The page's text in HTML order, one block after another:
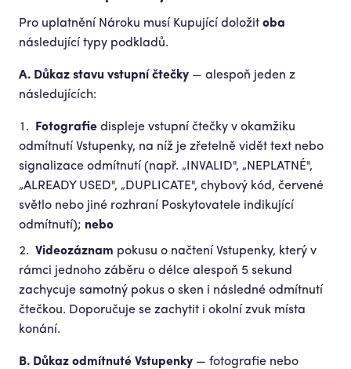
Pro uplatnění Nároku musí Kupující doložit oba
následující typy podkladů.
A. Důkaz stavu vstupní čtečky — alespoň jeden z
následujících:
Fotografie displeje vstupní čtečky v okamžiku
odmítnutí Vstupenky, na níž je zřetelně vidět text nebo
signalizace odmítnutí (např. „INVALID", „NEPLATNÉ",
„ALREADY USED", „DUPLICATE", chybový kód, červené
světlo nebo jiné rozhraní Poskytovatele indikující
odmítnutí); nebo
Videozáznam pokusu o načtení Vstupenky, který v
rámci jednoho záběru o délce alespoň 5 sekund
zachycuje samotný pokus o sken i následné odmítnutí
čtečkou. Doporučuje se zachytit i okolní zvuk místa
konání.
B. Důkaz odmítnuté Vstupenky — fotografie nebo